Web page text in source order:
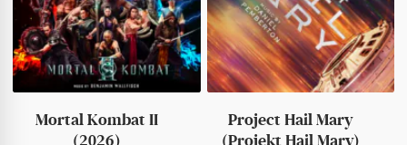
Mortal Kombat II
(2026)
Project Hail Mary
(Projekt Hail Mary)